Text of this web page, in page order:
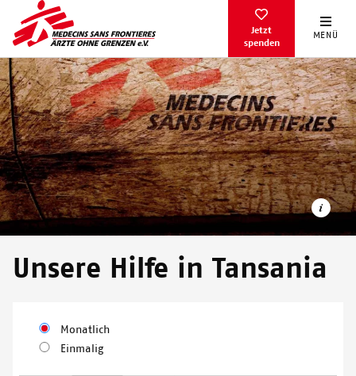
zum
Inhalt
Jetzt
spenden
MENÜ
Unsere Hilfe in Tansania
Monatlich
Einmalig